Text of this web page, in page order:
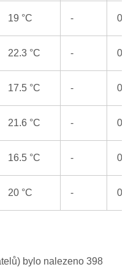
19 °C - 0
22.3 °C - 0
17.5 °C - 0
21.6 °C - 0
16.5 °C - 0
20 °C - 0
bylo nalezeno 398